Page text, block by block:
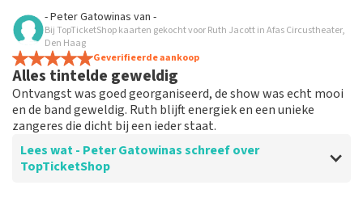
Beoordeling van - Carla Piket over
Toptickets in een woord Top
Ik heb keurig een bevestiging ontvangen van mijn
bestelde kaartjes. En de kaartjes zelf 2 weken voor t
concert ontvangen. In de bijbehorende mail werd goed
uitgelegd wat ermee te dien: uitprinten en
meebrengen naar t concert. Er werd ook uitgelegd dat
doorverkochte kaarten zijn maar dat dit geen
problemen ging opleveren omdat de qr code uniek is
- Peter Gatowinas van -
Bij TopTicketShop kaarten gekocht voor Ruth Jacott in Afas Circustheater,
Den Haag
Geverifieerde aankoop
Alles tintelde geweldig
Ontvangst was goed georganiseerd, de show was echt mooi
en de band geweldig. Ruth blijft energiek en een unieke
zangeres die dicht bij een ieder staat.
Lees wat - Peter Gatowinas schreef over
TopTicketShop